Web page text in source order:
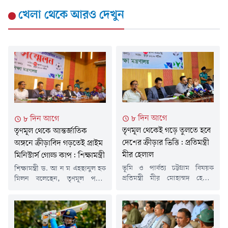
খেলাথেকে আরও দেখুন
৮ দিন আগে
তৃণমূল থেকে আন্তর্জাতিক
অঙ্গনে ক্রীড়াবিদ গড়তেই প্রাইম
মিনিস্টার্স গোল্ড কাপ: শিক্ষামন্ত্রী
শিক্ষামন্ত্রী ড. আ ন ম এহছানুল হক
মিলন বলেছেন, তৃণমূল পর্যায়
বাংলাদেশকে আন্তর্জাতিক অঙ্গনে
প্রতিষ্ঠিত করার লক্ষ্যেই প্রাইম
মিনিস্টার্স গোল্ড কাপ টুর্নামেন্ট
৮ দিন আগে
তৃণমূল থেকেই গড়ে তুলতে হবে
দেশের ক্রীড়ার ভিত্তি: প্রতিমন্ত্রী
মীর হেলাল
ভূমি ও পার্বত্য চট্টগ্রাম বিষয়ক
প্রতিমন্ত্রী মীর মোহাম্মদ হেলাল
ভিত্তি যেমন শক্ত না হলে সেটি
টেকসই হয় না, তেমনি দেশের
ক্রীড়াঙ্গনের উন্নয়নেও তৃণমূল পর্যায়